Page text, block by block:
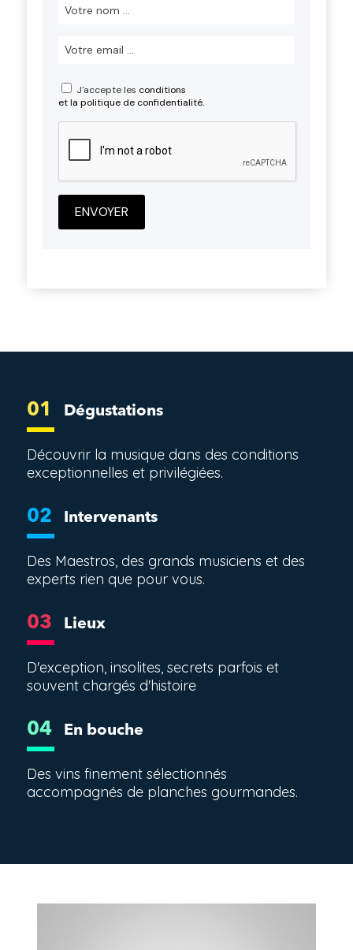
J'accepte les conditions
et la politique de confidentialité.
01 Dégustations
Découvrir la musique dans des conditions
exceptionnelles et privilégiées.
02 Intervenants
Des Maestros, des grands musiciens et des
experts rien que pour vous.
03 Lieux
D'exception, insolites, secrets parfois et
souvent chargés d'histoire
04En bouche
Des vins finement sélectionnés
accompagnés de planches gourmandes.